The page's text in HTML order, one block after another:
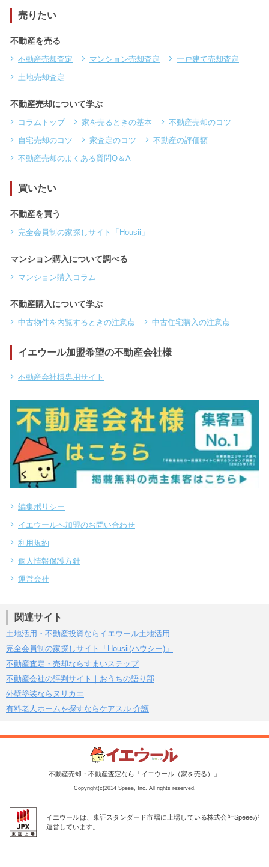
売りたい
不動産を売る
不動産売却査定 マンション売却査定
一戸建て売却査定
土地売却査定
不動産売却について学ぶ
コラムトップ 家を売るときの基本
不動産売却のコツ
自宅売却のコツ
家査定のコツ
不動産の評価額
不動産売却のよくある質問Q＆A
買いたい
不動産を買う
完全会員制の家探しサイト「Housii」
マンション購入について調べる
マンション購入コラム
不動産購入について学ぶ
中古物件を内覧するときの注意点 中古住宅購入の注意点
イエウール加盟希望の不動産会社様
不動産会社様専用サイト
編集ポリシー
イエウールへ加盟のお問い合わせ
利用規約
個人情報保護方針
運営会社
関連サイト
土地活用・不動産投資ならイエウール土地活用
完全会員制の家探しサイト「Housii(ハウシー)」
不動産査定・売却ならすまいステップ
不動産会社の評判サイト｜おうちの語り部
外壁塗装ならヌリカエ
有料老人ホームを探すならケアスル 介護
不動産売却・不動産査定なら「イエウール（家を売る）」
Copyright(c)2014 Speee, Inc. All rights reserved.
イエウールは、東証スタンダード市場に上場している株式会社Speeeが
運営しています。